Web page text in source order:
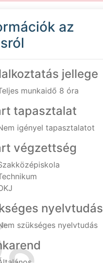
az
jellege
munkaidő 8 óra
tapasztalat
igényel tapasztalatot
végzettség
nyelvtudás
szükséges nyelvtudás